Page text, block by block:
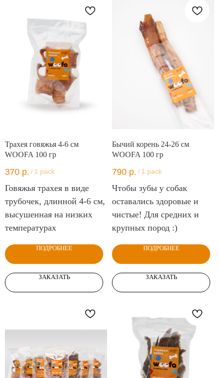
Трахея говяжья 4-6 см
WOOFA 100 гр
370 р. / 1 pack
Говяжья трахея в виде
трубочек, длинной 4-6 см,
высушенная на низких
температурах
ПОДРОБНЕЕ
ЗАКАЗАТЬ
Бычий корень 24-26 см
WOOFA 100 гр
790 р. / 1 pack
Чтобы зубы у собак
оставались здоровые и
чистые! Для средних и
крупных пород :)
ПОДРОБНЕЕ
ЗАКАЗАТЬ